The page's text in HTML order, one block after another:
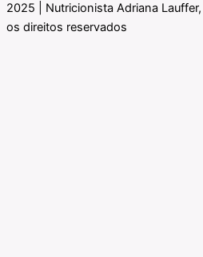
2025 | Nutricionista Adriana
os direitos reservados